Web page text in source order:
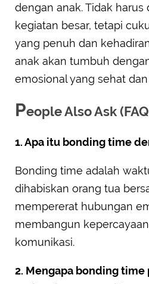
dengan anak. Tidak
kegiatan besar, tetapi
yang penuh dan
anak akan tumbuh
emosional yang sehat
People Also Ask
1. Apa itu bonding time
Bonding time adalah
dihabiskan orang tua
mempererat hubungan
membangun
komunikasi.
2. Mengapa bonding time